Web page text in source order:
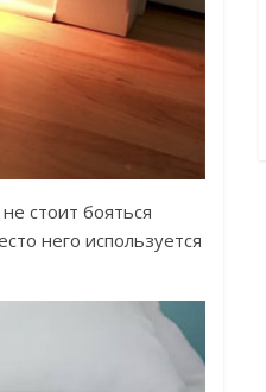
стоит бояться
него используется